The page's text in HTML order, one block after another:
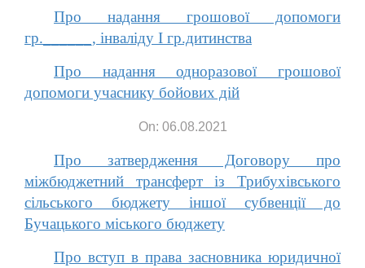
Про надання грошової допомоги
гр.______, інваліду І гр.дитинства
Про надання одноразової грошової
допомоги учаснику бойових дій
On: 06.08.2021
Про затвердження Договору про
міжбюджетний трансферт із Трибухівського
сільського бюджету іншої субвенції до
Бучацького міського бюджету
Про вступ в права засновника юридичної